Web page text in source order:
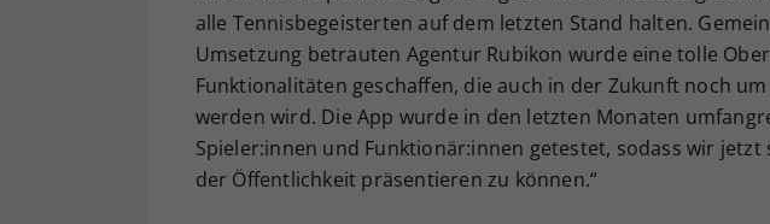
alle Tennisbegeisterten auf dem letzten Stand halten.
Umsetzung betrauten Agentur Rubikon wurde eine tolle
Funktionalitäten geschaffen, die auch in der Zukunft noch
werden wird. Die App wurde in den letzten Monaten
Spieler:innen und Funktionär:innen getestet, sodass wir jetzt
der Öffentlichkeit präsentieren zu können.“